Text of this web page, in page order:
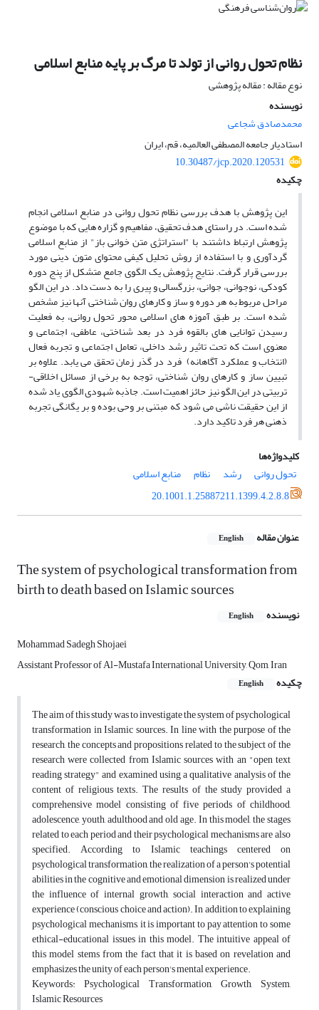
نظام تحول روانی از تولد تا مرگ بر پایه منابع اسلامی
نوع مقاله : مقاله پژوهشی
نویسنده
محمدصادق شجاعی
استادیار جامعه المصطفی العالمیه، قم، ایران
10.30487/jcp.2020.120531
چکیده
این پژوهش با هدف بررسی نظام تحول روانی در منابع اسلامی انجام
شده است. در راستای هدف تحقیق، مفاهیم و گزاره هایی که با موضوع
پژوهش ارتباط داشتند با "استراتژی متن خوانی باز" از منابع اسلامی
گردآوری و با استفاده از روش تحلیل کیفی محتوای متون دینی مورد
بررسی قرار گرفت. نتایج پژوهش یک الگوی جامع متشکل از پنج دوره
کودکی، نوجوانی، جوانی، بزرگسالی و پیری را به دست داد. در این الگو
مراحل مربوط به هر دوره و ساز و کارهای روان شناختی آنها نیز مشخص
شده است. بر طبق آموزه های اسلامی محور تحول روانی، به فعلیت
رسیدن توانایی های بالقوه فرد در بعد شناختی، عاطفی، اجتماعی و
معنوی است که تحت تاثیر رشد داخلی، تعامل اجتماعی و تجربه فعال
(انتخاب و عملکرد آگاهانه) فرد در گذر زمان تحقق می یابد. علاوه بر
تبیین ساز و کارهای روان شناختی، توجه به برخی از مسائل اخلاقی-
تربیتی در این الگو نیز حائز اهمیت است. جاذبه شهودی الگوی یاد شده
از این حقیقت ناشی می شود که مبتنی بر وحی بوده و بر یگانگی تجربه
ذهنی هر فرد تاکید دارد.
کلیدواژه‌ها
تحول روانی
رشد نظام
منابع اسلامی
20.1001.1.25887211.1399.4.2.8.8
عنوان مقاله English
The system of psychological transformation from
birth to death based on Islamic sources
نویسنده English
Mohammad Sadegh Shojaei
Assistant Professor of Al-Mustafa International University, Qom, Iran
چکیده
English
The aim of this study was to investigate the system of psychological
transformation in Islamic sources. In line with the purpose of the
research, the concepts and propositions related to the subject of the
research were collected from Islamic sources with an "open text
reading strategy" and examined using a qualitative analysis of the
content of religious texts. The results of the study provided a
comprehensive model consisting of five periods of childhood,
adolescence, youth, adulthood and old age. In this model, the stages
related to each period and their psychological mechanisms are also
specified. According to Islamic teachings centered on
psychological transformation, the realization of a person's potential
abilities in the cognitive and emotional dimension is realized under
the influence of internal growth, social interaction and active
experience (conscious choice and action). In addition to explaining
psychological mechanisms, it is important to pay attention to some
ethical-educational issues in this model. The intuitive appeal of
this model stems from the fact that it is based on revelation and
emphasizes the unity of each person's mental experience.
Keywords: Psychological Transformation, Growth, System,
Islamic Resources